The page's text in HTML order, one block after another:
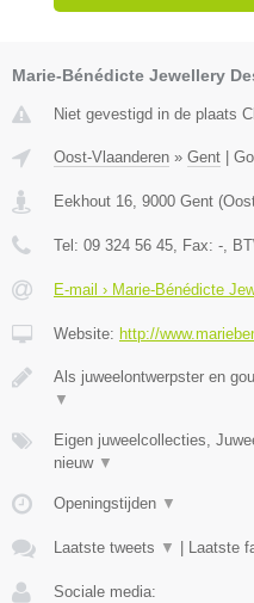
Marie-Bénédicte Jewellery
Niet gevestigd in de plaats
Oost-Vlaanderen » Gent
Eekhout 16, 9000 Gent (
Tel: 09 324 56 45, Fax: -,
E-mail › Marie-Bénédicte
Website: http://
Als juweelontwerpster en
▼
Eigen juweelcollecties,
nieuw ▼
Openingstijden ▼
Laatste tweets ▼ Laatste
Sociale media: